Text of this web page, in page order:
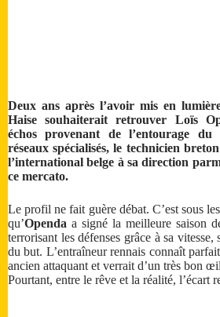
Deux ans après l’avoir mis en
Haise souhaiterait retrouver Loïs
échos provenant de l’entourage du
réseaux spécialisés, le technicien
l’international belge à sa direction
ce mercato.
Le profil ne fait guère débat. C’est sous
qu’Openda a signé la meilleure saison
terrorisant les défenses grâce à sa
du but. L’entraîneur rennais connaît
ancien attaquant et verrait d’un très bon
Pourtant, entre le rêve et la réalité, l’écart